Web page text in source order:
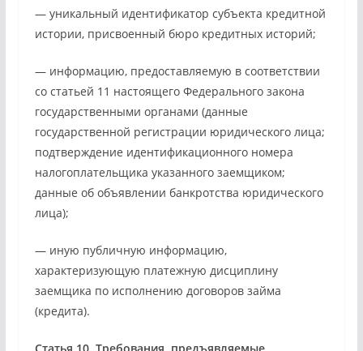
— уникальный идентификатор субъекта кредитной
истории, присвоенный бюро кредитных историй;
— информацию, предоставляемую в соответствии
со статьей 11 настоящего Федерального закона
государственными органами (данные
государственной регистрации юридического лица;
подтверждение идентификационного номера
налогоплательщика указанного заемщиком;
данные об объявлении банкротства юридического
лица);
— иную публичную информацию,
характеризующую платежную дисциплину
заемщика по исполнению договоров займа
(кредита).